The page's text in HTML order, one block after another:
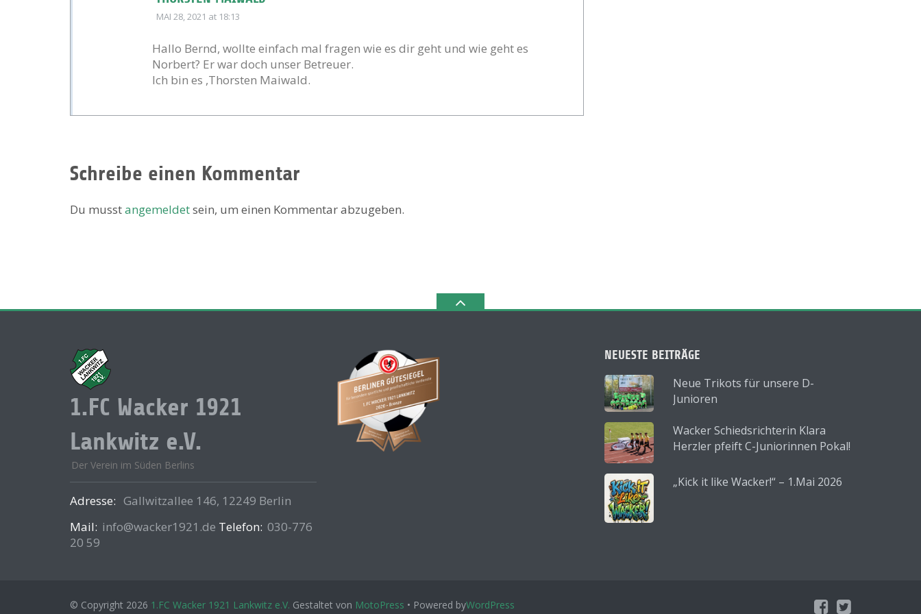
MAI 28, 2021 at 18:13
Hallo Bernd, wollte einfach mal fragen wie es dir geht und wie geht es
Norbert? Er war doch unser Betreuer.
Ich bin es ,Thorsten Maiwald.
Schreibe einen Kommentar
Du musstangemeldetsein, um einen Kommentar abzugeben.
1.FC Wacker 1921
Lankwitz e.V.
Der Verein im Süden Berlins
Adresse: Gallwitzallee 146, 12249 Berlin
Mail: info@wacker1921.de Telefon: 030-776
20 59
NEUESTE BEITRÄGE
Neue Trikots für unsere D-
Junioren
Wacker Schiedsrichterin Klara
Herzler pfeift C-Juniorinnen Pokal!
„Kick it like Wacker!“ – 1.Mai 2026
© Copyright 2026 1.FC Wacker 1921 Lankwitz e.V. Gestaltet von MotoPress • Powered byWordPress